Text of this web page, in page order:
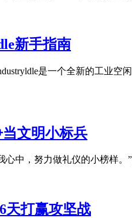
新手指南
是一个全新的工业
文明小标兵
心中，努力做礼仪的小榜样
天打赢攻坚战